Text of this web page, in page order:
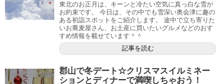
東北のお正月は、キーンと冷たい空気に真っ白な雪が
お約束です。 今日は、その中でも雪深い奥会津に趣の
ある初詣スポットをご紹介します。 途中で立ち寄りた
いお蕎麦屋さん、お土産に買いたいグルメなどのおす
すめ情報を載せています＾＾
記事を読む
郡山で冬デート☆クリスマスイルミネー
ションとディナーで満喫しちゃおう！